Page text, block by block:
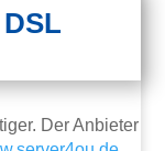
Der Anbieter